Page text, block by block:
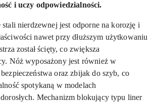
i uczy odpowiedzialności.
nierdzewnej jest odporne na korozję i
nawet przy dłuższym użytkowaniu
został ścięty, co zwiększa
Nóż wyposażony jest również w
oraz zbijak do szyb, co
spotykaną w modelach
Mechanizm blokujący typu liner